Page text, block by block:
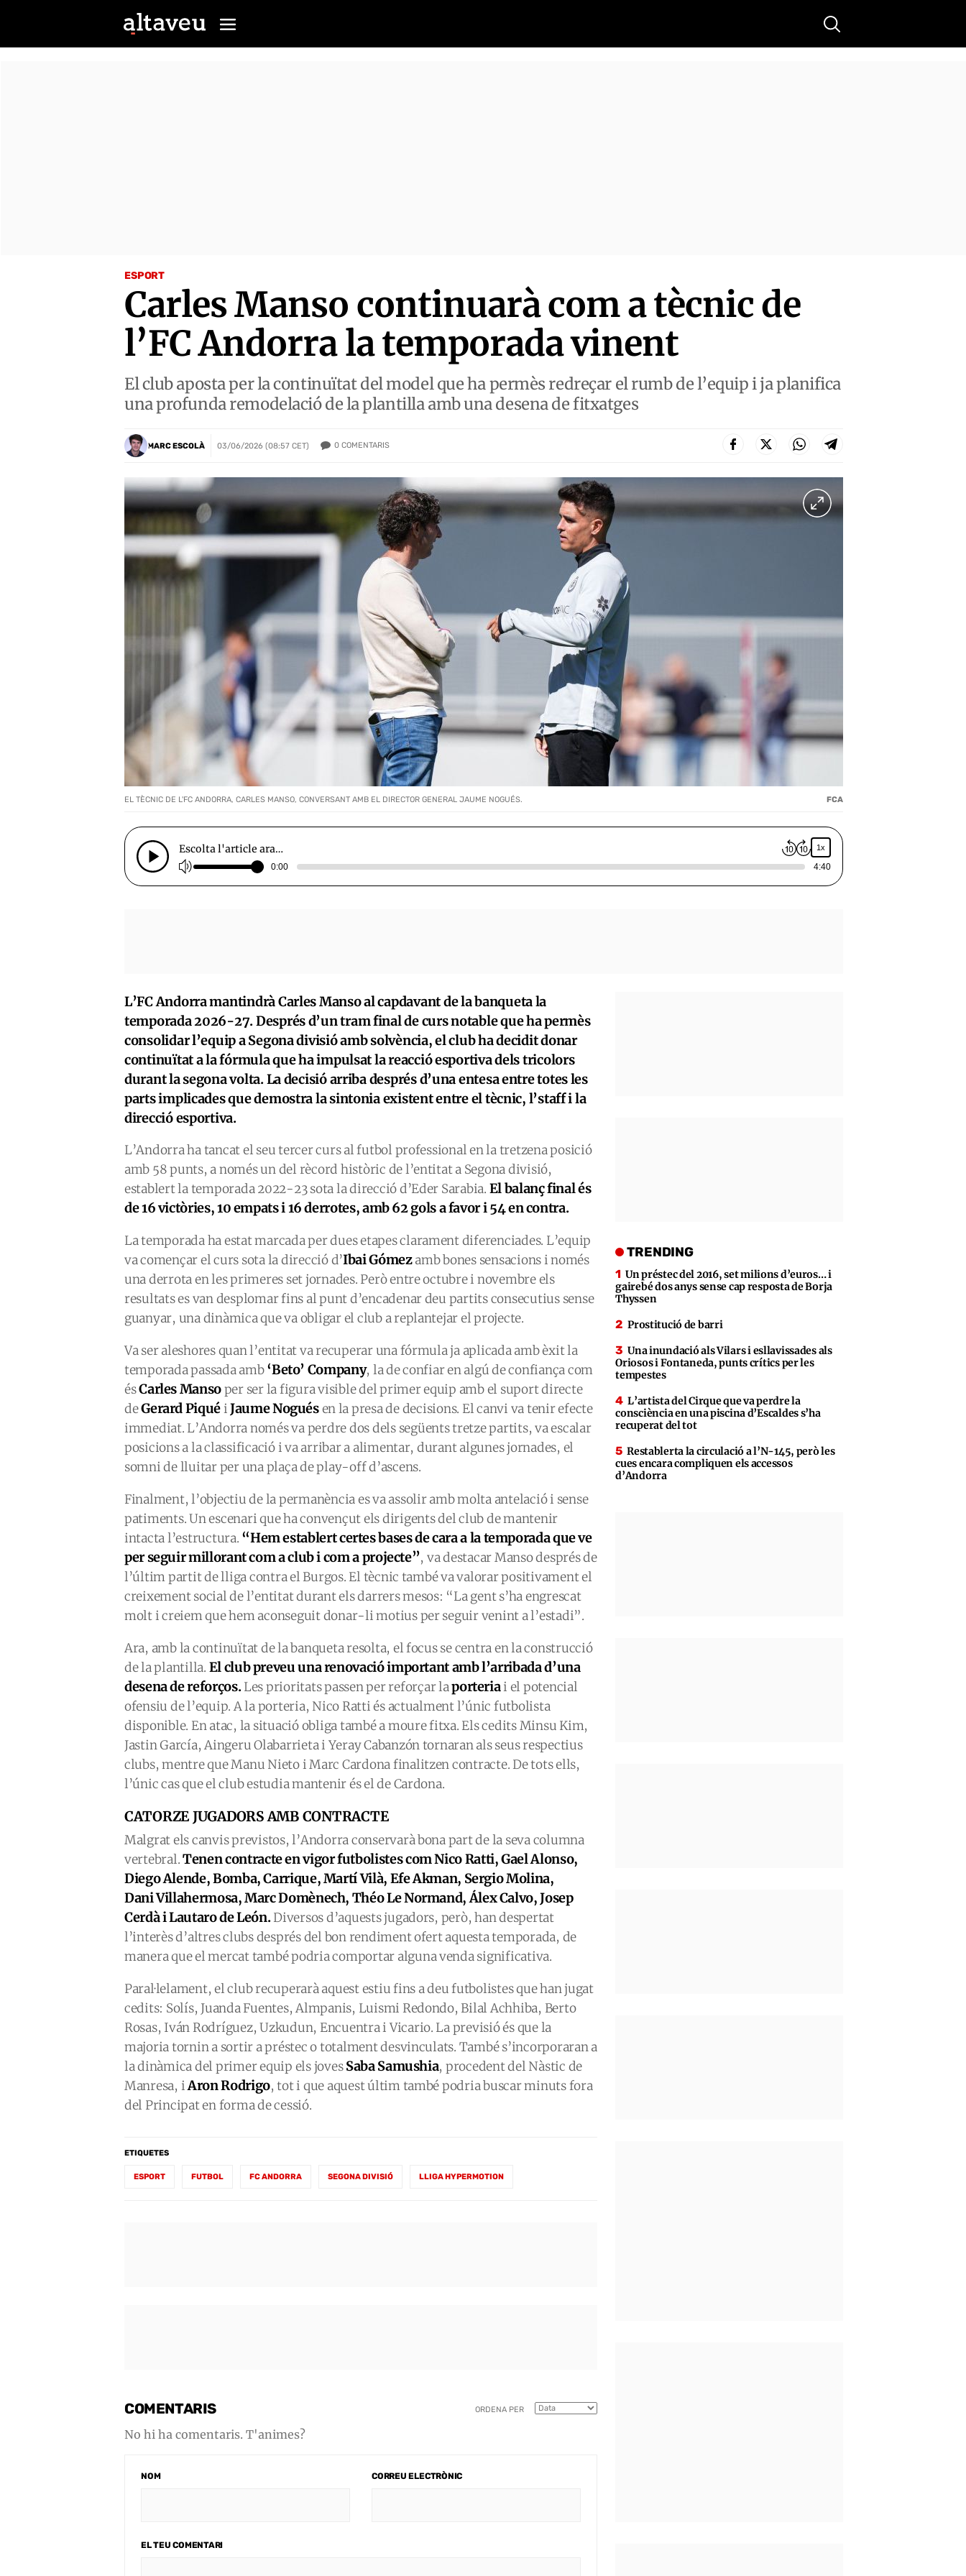
Buscar
ESPORT
Carles Manso continuarà com a tècnic de
l’FC Andorra la temporada vinent
El club aposta per la continuïtat del model que ha permès redreçar el rumb de l’equip i ja planifica
una profunda remodelació de la plantilla amb una desena de fitxatges
MARC ESCOLÀ 03/06/2026 (08:57 CET) 0 COMENTARIS
EL TÈCNIC DE L'FC ANDORRA, CARLES MANSO, CONVERSANT AMB EL DIRECTOR GENERAL JAUME NOGUÉS. FCA
Escolta l'article ara… 1x
0:00 4:40
L’FC Andorra mantindrà Carles Manso al capdavant de la banqueta la
temporada 2026-27. Després d’un tram final de curs notable que ha permès
consolidar l’equip a Segona divisió amb solvència, el club ha decidit donar
continuïtat a la fórmula que ha impulsat la reacció esportiva dels tricolors
durant la segona volta. La decisió arriba després d’una entesa entre totes les
parts implicades que demostra la sintonia existent entre el tècnic, l’staff i la
direcció esportiva.
L’Andorra ha tancat el seu tercer curs al futbol professional en la tretzena posició
amb 58 punts, a només un del rècord històric de l’entitat a Segona divisió,
establert la temporada 2022-23 sota la direcció d’Eder Sarabia. El balanç final és
de 16 victòries, 10 empats i 16 derrotes, amb 62 gols a favor i 54 en contra.
La temporada ha estat marcada per dues etapes clarament diferenciades. L’equip
va començar el curs sota la direcció d’Ibai Gómezamb bones sensacions i només
una derrota en les primeres set jornades. Però entre octubre i novembre els
resultats es van desplomar fins al punt d’encadenar deu partits consecutius sense
guanyar, una dinàmica que va obligar el club a replantejar el projecte.
Va ser aleshores quan l’entitat va recuperar una fórmula ja aplicada amb èxit la
temporada passada amb‘Beto’ Company, la de confiar en algú de confiança com
ésCarles Mansoper ser la figura visible del primer equip amb el suport directe
deGerard PiquéiJaume Noguésen la presa de decisions. El canvi va tenir efecte
immediat. L’Andorra només va perdre dos dels següents tretze partits, va escalar
posicions a la classificació i va arribar a alimentar, durant algunes jornades, el
somni de lluitar per una plaça de play-off d’ascens.
Finalment, l’objectiu de la permanència es va assolir amb molta antelació i sense
patiments. Un escenari que ha convençut els dirigents del club de mantenir
intacta l’estructura. “Hem establert certes bases de cara a la temporada que ve
per seguir millorant com a club i com a projecte”, va destacar Manso després de
l’últim partit de lliga contra el Burgos. El tècnic també va valorar positivament el
creixement social de l’entitat durant els darrers mesos: “La gent s’ha engrescat
molt i creiem que hem aconseguit donar-li motius per seguir venint a l’estadi”.
Ara, amb la continuïtat de la banqueta resolta, el focus se centra en la construcció
de la plantilla. El club preveu una renovació important amb l’arribada d’una
desena de reforços.Les prioritats passen per reforçar laporteriai el potencial
ofensiu de l’equip. A la porteria, Nico Ratti és actualment l’únic futbolista
disponible. En atac, la situació obliga també a moure fitxa. Els cedits Minsu Kim,
Jastin García, Aingeru Olabarrieta i Yeray Cabanzón tornaran als seus respectius
clubs, mentre que Manu Nieto i Marc Cardona finalitzen contracte. De tots ells,
l’únic cas que el club estudia mantenir és el de Cardona.
CATORZE JUGADORS AMB CONTRACTE
Malgrat els canvis previstos, l’Andorra conservarà bona part de la seva columna
vertebral.Tenen contracte en vigor futbolistes com Nico Ratti, Gael Alonso,
Diego Alende, Bomba, Carrique, Martí Vilà, Efe Akman, Sergio Molina,
Dani Villahermosa, Marc Domènech, Théo Le Normand, Álex Calvo, Josep
Cerdà i Lautaro de León.Diversos d’aquests jugadors, però, han despertat
l’interès d’altres clubs després del bon rendiment ofert aquesta temporada, de
manera que el mercat també podria comportar alguna venda significativa.
Paral·lelament, el club recuperarà aquest estiu fins a deu futbolistes que han jugat
cedits: Solís, Juanda Fuentes, Almpanis, Luismi Redondo, Bilal Achhiba, Berto
Rosas, Iván Rodríguez, Uzkudun, Encuentra i Vicario. La previsió és que la
majoria tornin a sortir a préstec o totalment desvinculats. També s’incorporaran a
la dinàmica del primer equip els jovesSaba Samushia, procedent del Nàstic de
Manresa, iAron Rodrigo, tot i que aquest últim també podria buscar minuts fora
del Principat en forma de cessió.
ETIQUETES
ESPORT FUTBOL FC ANDORRA SEGONA DIVISIÓ LLIGA HYPERMOTION
COMENTARIS ORDENA PER
No hi ha comentaris. T'animes?
NOM CORREU ELECTRÒNIC
EL TEU COMENTARI
TRENDING
Un préstec del 2016, set milions d’euros… i
gairebé dos anys sense cap resposta de Borja
Thyssen
Prostitució de barri
Una inundació als Vilars i esllavissades als
Oriosos i Fontaneda, punts crítics per les
tempestes
L’artista del Cirque que va perdre la
consciència en una piscina d’Escaldes s’ha
recuperat del tot
Restablerta la circulació a l’N-145, però les
cues encara compliquen els accessos
d’Andorra